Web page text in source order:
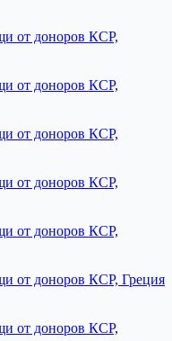
от доноров КСР,
от доноров КСР,
от доноров КСР,
от доноров КСР,
от доноров КСР,
от доноров КСР, Греция
от доноров КСР,